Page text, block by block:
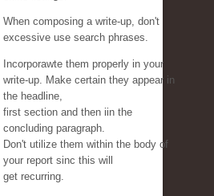
When composing a write-up, don't
excessive use search phrases.
Incorporawte them properly in your
write-up. Make certain they appear in
the headline,
first section and then iin the
concluding paragraph.
Don't utilize them within the body of
your report sinc this will
get recurring.